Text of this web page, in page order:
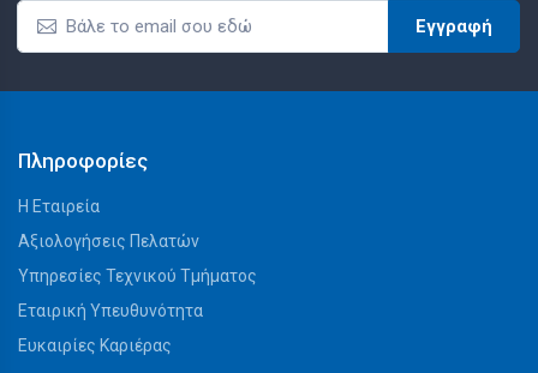
Εγγραφή
Πληροφορίες
Η Εταιρεία
Αξιολογήσεις Πελατών
Υπηρεσίες Τεχνικού Τμήματος
Εταιρική Υπευθυνότητα
Ευκαιρίες Καριέρας